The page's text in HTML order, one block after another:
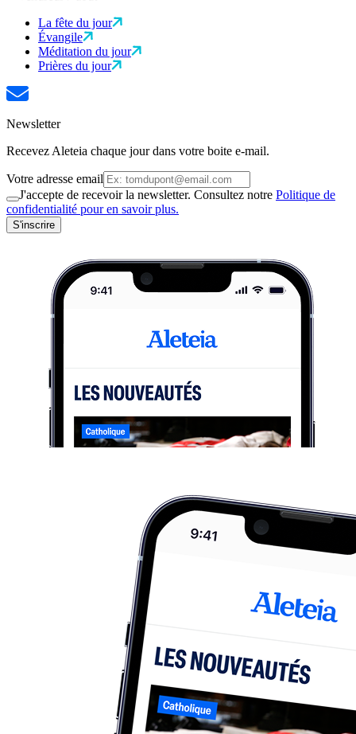
La fête du jour
Évangile
Méditation du jour
Prières du jour
Newsletter
Recevez Aleteia chaque jour dans votre boite e-mail.
Votre adresse email
J'accepte de recevoir la newsletter. Consultez notre Politique de
confidentialité pour en savoir plus.
S'inscrire